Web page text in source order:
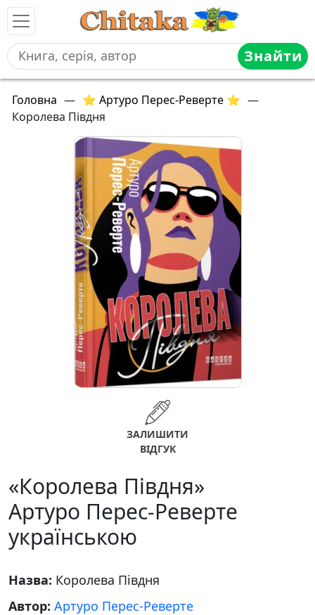
Знайти
Головна — ⭐ Артуро Перес-Реверте ⭐ —
Королева Півдня
ЗАЛИШИТИ
ВІДГУК
«Королева Півдня»
Артуро Перес-Реверте
українською
Назва: Королева Півдня
Автор: Артуро Перес-Реверте